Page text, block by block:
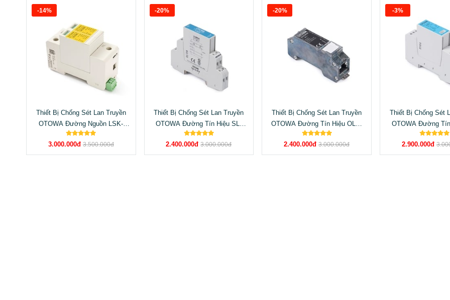
Thiết Bị Chống Sét Lan Truyền
OTOWA Đường Nguồn LSK-
N2720S
3.000.000đ 3.500.000đ
-14%
Thiết Bị Chống Sét Lan Truyền
OTOWA Đường Tín Hiệu SL-
SPM180
2.400.000đ 3.000.000đ
-20%
Thiết Bị Chống Sét Lan Truyền
OTOWA Đường Tín Hiệu OLA-
CLDRJ48
2.400.000đ 3.000.000đ
-20%
Thiết Bị Chống Sét
OTOWA Đường
RM30S
2.900.000đ
-3%